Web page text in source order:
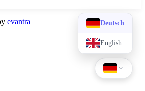
evantra Deutsch
English